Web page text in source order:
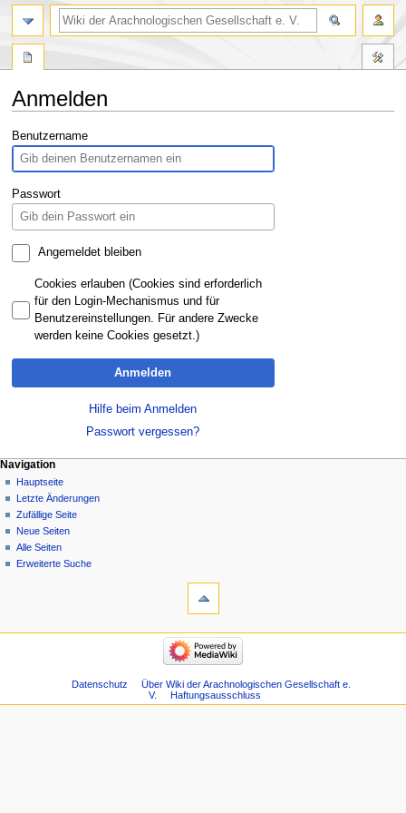
Anmelden
Zur
Navigation
springen
Zur
Suche
springen
Benutzername
Passwort
Angemeldet bleiben
Cookies erlauben (Cookies sind erforderlich
für den Login-Mechanismus und für
Benutzereinstellungen. Für andere Zwecke
werden keine Cookies gesetzt.)
Anmelden
Hilfe beim Anmelden
Passwort vergessen?
Navigation
Hauptseite
Letzte Änderungen
Zufällige Seite
Neue Seiten
Alle Seiten
Erweiterte Suche
Datenschutz
Über Wiki der Arachnologischen Gesellschaft e.
V.
Haftungsausschluss